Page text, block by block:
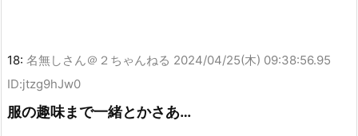
18: 名無しさん＠２ちゃんねる 2024/04/25(木) 09:38:56.95
ID:jtzg9hJw0
服の趣味まで一緒とかさあ…